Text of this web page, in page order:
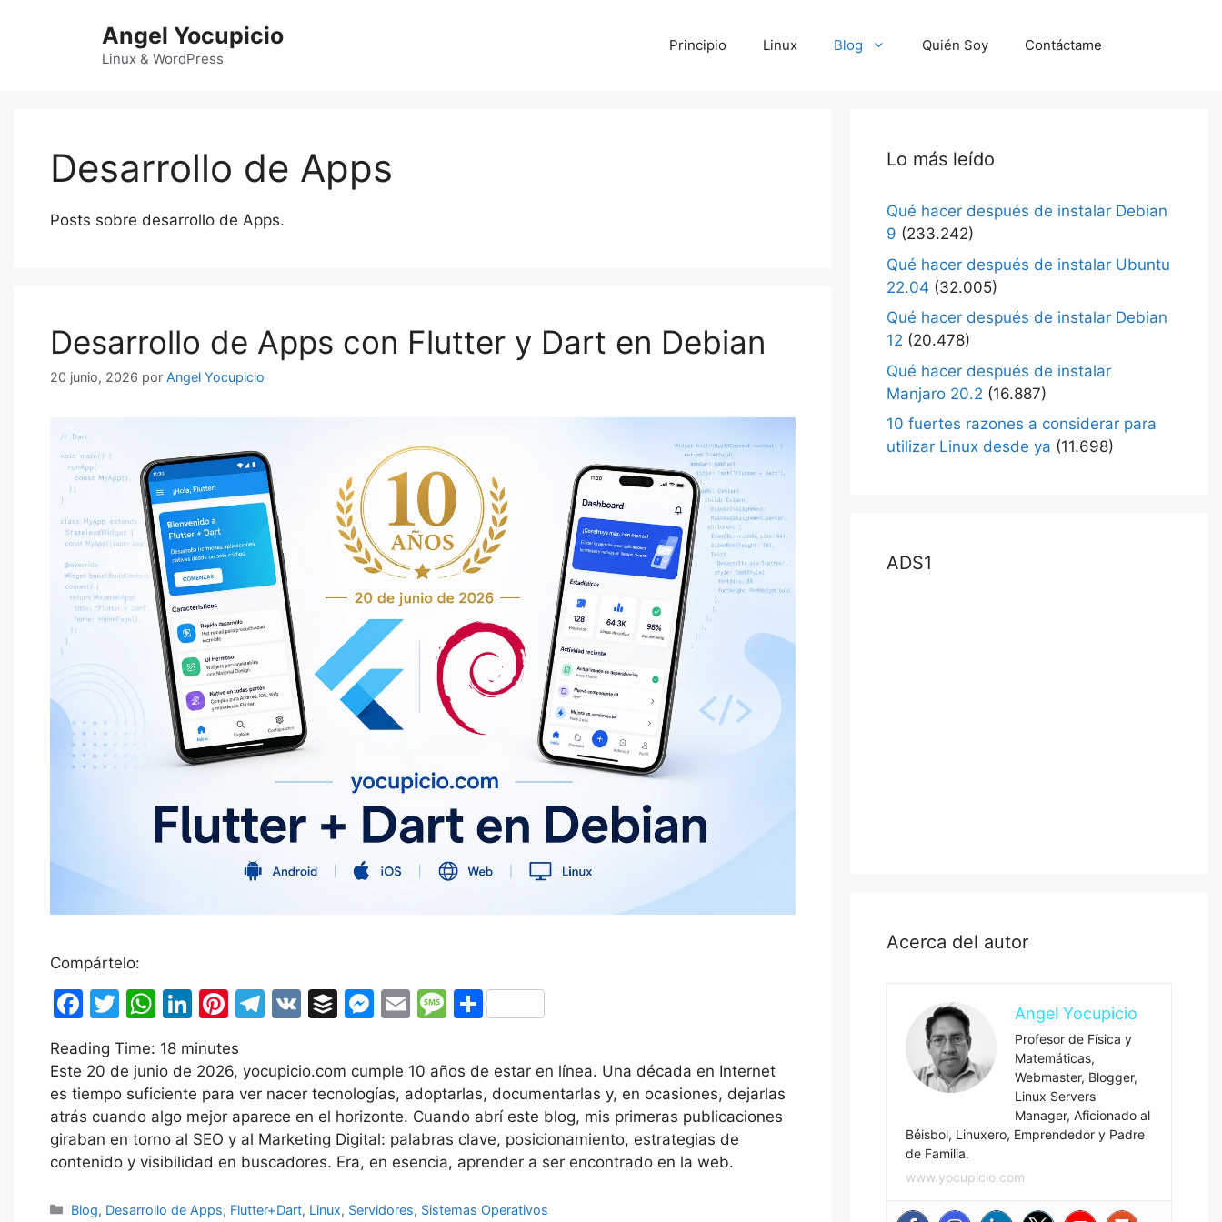
Angel Yocupicio
Linux & WordPress
Principio Linux Blog Quién Soy Contáctame
Desarrollo de Apps
Posts sobre desarrollo de Apps.
Desarrollo de Apps con Flutter y Dart en Debian
20 junio, 2026 por Angel Yocupicio
Compártelo:
F
c
e
b
o
o
k
T
itt
er
W
at
s
A
p
p
Li
k
e
dI
n
Pi
er
e
st
T
e
gr
a
m
V
B
fe
r
M
s
s
e
n
g
er
E
ai
l
M
s
s
a
g
e
C
m
p
ar
tir
Reading Time: 18 minutes
Este 20 de junio de 2026, yocupicio.com cumple 10 años de estar en línea. Una década en Internet
es tiempo suficiente para ver nacer tecnologías, adoptarlas, documentarlas y, en ocasiones, dejarlas
atrás cuando algo mejor aparece en el horizonte. Cuando abrí este blog, mis primeras publicaciones
giraban en torno al SEO y al Marketing Digital: palabras clave, posicionamiento, estrategias de
contenido y visibilidad en buscadores. Era, en esencia, aprender a ser encontrado en la web.
Categorías
Blog, Desarrollo de Apps, Flutter+Dart, Linux, Servidores, Sistemas Operativos
Lo más leído
Qué hacer después de instalar Debian
9 (233.242)
Qué hacer después de instalar Ubuntu
22.04 (32.005)
Qué hacer después de instalar Debian
12 (20.478)
Qué hacer después de instalar
Manjaro 20.2 (16.887)
10 fuertes razones a considerar para
utilizar Linux desde ya (11.698)
ADS1
Acerca del autor
Angel Yocupicio
Profesor de Física y
Matemáticas,
Webmaster, Blogger,
Linux Servers
Manager, Aficionado al
Béisbol, Linuxero, Emprendedor y Padre
de Familia.
www.yocupicio.com